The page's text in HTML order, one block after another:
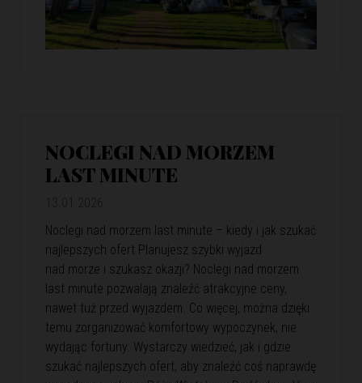
NOCLEGI NAD MORZEM
LAST MINUTE
Noclegi nad morzem last minute – kiedy i jak szukać
najlepszych ofert Planujesz szybki wyjazd
nad morze i szukasz okazji? Noclegi nad morzem
last minute pozwalają znaleźć atrakcyjne ceny,
nawet tuż przed wyjazdem. Co więcej, można dzięki
temu zorganizować komfortowy wypoczynek, nie
wydając fortuny. Wystarczy wiedzieć, jak i gdzie
szukać najlepszych ofert, aby znaleźć coś naprawdę